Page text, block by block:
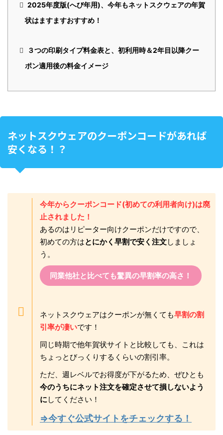
2025年度版(へび年用)、今年もネットスクウェアの年賀
状はますますおすすめ！
３つの印刷タイプ料金表と、初利用時＆2年目以降クー
ポン適用後の料金イメージ
ネットスクウェアのクーポンコードがあれば
安くなる！？
今年からクーポンコード(初めての利用者向け)は廃
止されました！
あるのはリピーター向けクーポンだけですので、
初めての方はとにかく早割で安く注文しましょ
う。
同業他社と比べても驚異の早割率の高さ！
ネットスクウェアはクーポンが無くても早割の割
引率が凄いです！
同じ時期で他年賀状サイトと比較しても、これは
ちょっとびっくりするくらいの割引率。
ただ、週レベルでお得度が下がるため、ぜひとも
今のうちにネット注文を確定させて損しないよう
にしてください！
⇒今すぐ公式サイトをチェックする！